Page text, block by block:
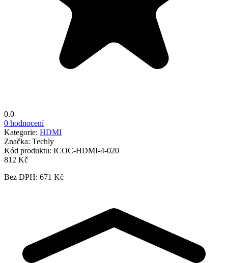
0.0
0 hodnocení
Kategorie: HDMI
Značka: Techly
Kód produktu: ICOC-HDMI-4-020
812 Kč
Bez DPH: 671 Kč